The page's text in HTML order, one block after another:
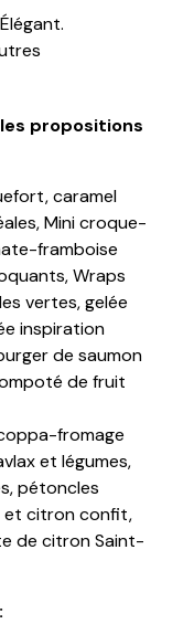
propositions
caramel
Mini croque-
framboise
Wraps
vertes, gelée
inspiration
de saumon
de fruit
fromage
et légumes,
pétoncles
et citron confit,
de citron Saint-